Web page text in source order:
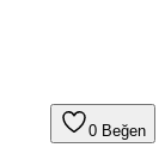
0 Beğen